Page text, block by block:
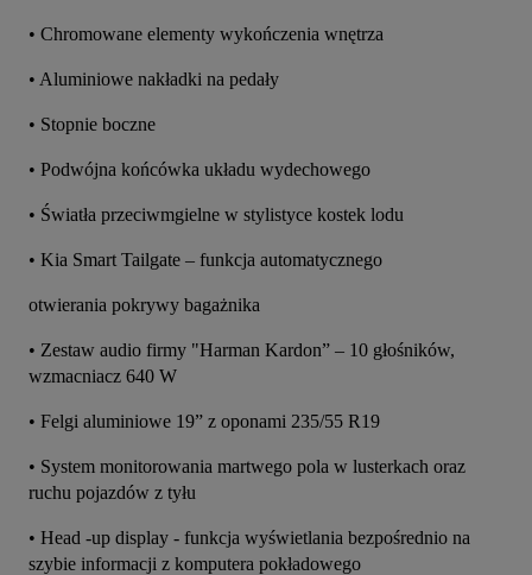
• Chromowane elementy wykończenia wnętrza
• Aluminiowe nakładki na pedały
• Stopnie boczne
• Podwójna końcówka układu wydechowego
• Światła przeciwmgielne w stylistyce kostek lodu
• Kia Smart Tailgate – funkcja automatycznego
otwierania pokrywy bagażnika
• Zestaw audio firmy "Harman Kardon” – 10 głośników,
wzmacniacz 640 W
• Felgi aluminiowe 19” z oponami 235/55 R19
• System monitorowania martwego pola w lusterkach oraz
ruchu pojazdów z tyłu
• Head -up display - funkcja wyświetlania bezpośrednio na
szybie informacji z komputera pokładowego